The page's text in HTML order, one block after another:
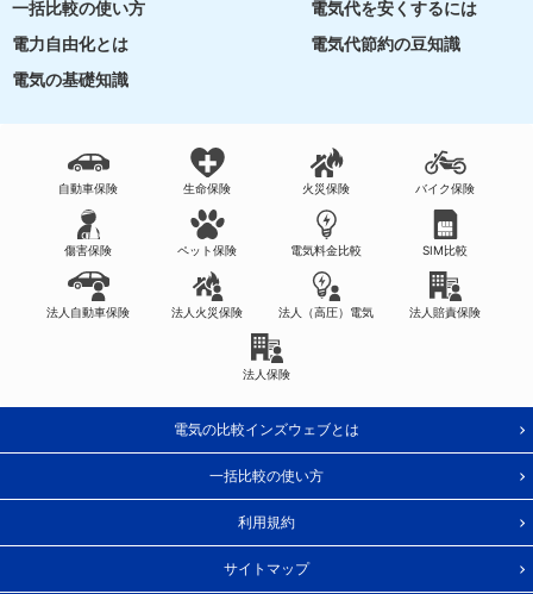
一括比較の使い方
電気代を安くするには
電力自由化とは
電気代節約の豆知識
電気の基礎知識
自動車保険 生命保険 火災保険 バイク保険
傷害保険 ペット保険 電気料金比較 SIM比較
法人自動車保険 法人火災保険 法人（高圧）電気 法人賠責保険
法人保険
電気の比較インズウェブとは
一括比較の使い方
利用規約
サイトマップ